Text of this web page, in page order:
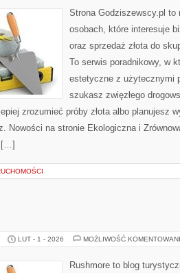
Strona Godziszewscy.pl
osobach, które interesuje
oraz sprzedaż złota do
To serwis poradnikowy, w
estetyczne z użytecznymi
szukasz zwięzłego
zrozumieć próby złota albo planujesz
Nowości na stronie Ekologiczna i
[…]
LUT - 1 - 2026 MOŻLIWOŚĆ
Rushmore to blog